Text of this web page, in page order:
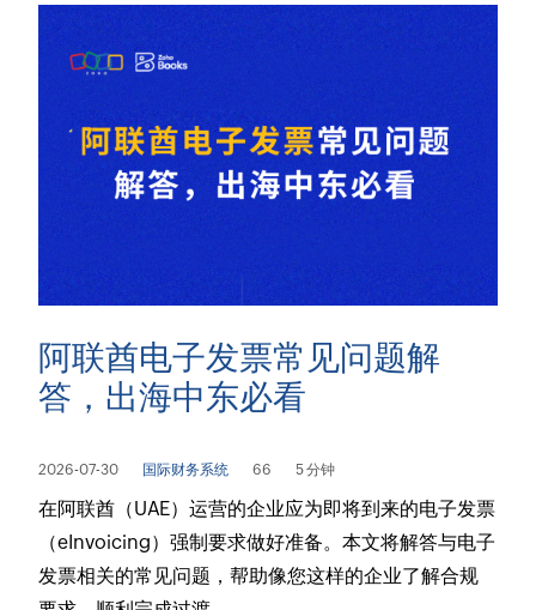
阿联酋电子发票常见问题解
答，出海中东必看
2026-07-30 国际财务系统 66 5 分钟
​在阿联酋（UAE）运营的企业应为即将到来的电子发票
（eInvoicing）强制要求做好准备。本文将解答与电子
发票相关的常见问题，帮助像您这样的企业了解合规